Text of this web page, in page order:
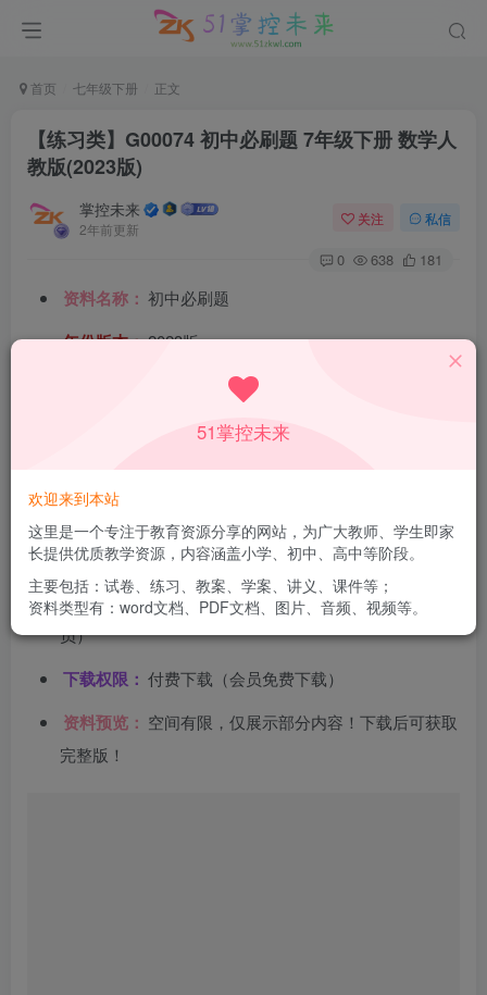
首页 七年级下册 正文
【练习类】G00074 初中必刷题 7年级下册 数学人
教版(2023版)
掌控未来
2年前更新
关注 私信
0 638 181
资料名称： 初中必刷题
年份版本：2023版
适用年级：七年级下册
资料分类：练习类
下载方式：百度网盘链接下载（链接失效请联系管理
员）
下载权限： 付费下载（会员免费下载）
资料预览： 空间有限，仅展示部分内容！下载后可获取
完整版！
51掌控未来
欢迎来到本站
这里是一个专注于教育资源分享的网站，为广大教师、学生即家
长提供优质教学资源，内容涵盖小学、初中、高中等阶段。
主要包括：试卷、练习、教案、学案、讲义、课件等；
资料类型有：word文档、PDF文档、图片、音频、视频等。